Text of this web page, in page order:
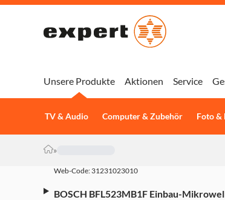
Unsere Produkte
TV & Audio Computer & Zubehör Foto
Aktionen Service
»
Web-Code: 31231023010
BOSCH BFL523MB1F Einbau-